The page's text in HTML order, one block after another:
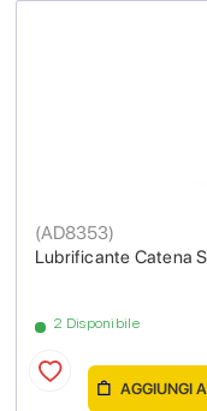
Lubrificante Catena
(AD8353)
2 Disponibile
AGGIUNGI